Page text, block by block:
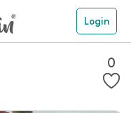
Login
0